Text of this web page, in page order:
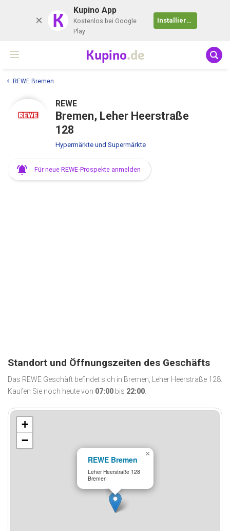
K Kupino App
Kostenlos bei Google
Play
Installieren
Kupino.de
REWE Bremen
REWE
Bremen, Leher Heerstraße
128
Hypermärkte und Supermärkte
Für neue REWE-Prospekte anmelden
Standort und Öffnungszeiten des Geschäfts
Das REWE Geschäft befindet sich in Bremen, Leher Heerstraße 128.
Kaufen Sie noch heute von 07:00 bis 22:00.
REWE Bremen
Leher Heerstraße 128
Bremen
×
+
−